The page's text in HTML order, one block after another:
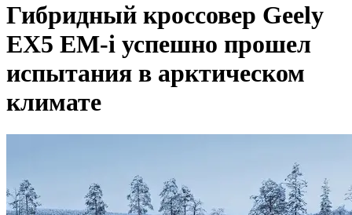
Гибридный кроссовер Geely
EX5 EM-i успешно прошел
испытания в арктическом
климате